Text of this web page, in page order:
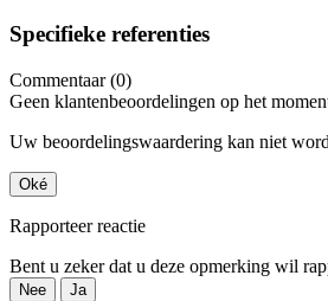
Specifieke referenties
Commentaar (0)
Geen klantenbeoordelingen op het
Uw beoordelingswaardering kan niet
Oké
Rapporteer reactie
Bent u zeker dat u deze opmerking wil
Nee Ja